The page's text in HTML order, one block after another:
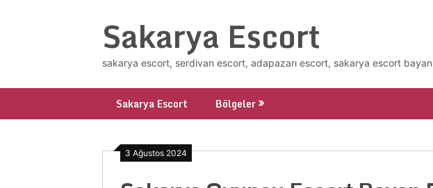
Sakarya Escort
sakarya escort, serdivan escort, adapazarı escort, sakarya escort
Sakarya Escort Bölgeler
3 Ağustos 2024